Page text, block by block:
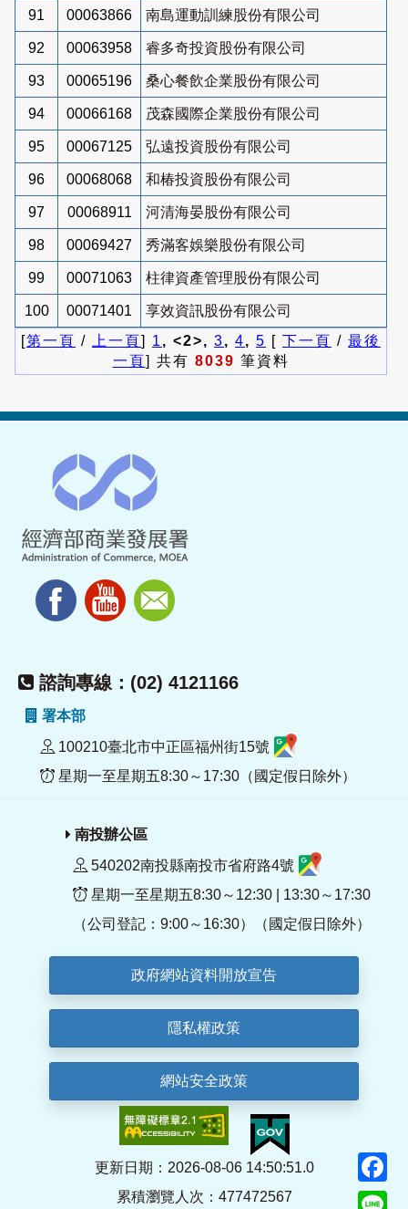
91 00063866 南島運動訓練股份有限公司
92 00063958 睿多奇投資股份有限公司
93 00065196 桑心餐飲企業股份有限公司
94 00066168 茂森國際企業股份有限公司
95 00067125 弘遠投資股份有限公司
96 00068068 和椿投資股份有限公司
97 00068911 河清海晏股份有限公司
98 00069427 秀滿客娛樂股份有限公司
99 00071063 柱律資產管理股份有限公司
100 00071401
享效資訊股份有限公司
[第一頁 / 上一頁] 1 , <2>, 3, 4, 5 [ 下一頁 / 最後
一頁] 共有 8039 筆資料
諮詢專線：(02) 4121166
署本部
100210臺北市中正區福州街15號
星期一至星期五8:30～17:30（國定假日除外）
南投辦公區
540202南投縣南投市省府路4號
星期一至星期五8:30～12:30 | 13:30～17:30
（公司登記：9:00～16:30）（國定假日除外）
政府網站資料開放宣告
隱私權政策
網站安全政策
更新日期：2026-08-06 14:50:51.0
累積瀏覽人次：477472567